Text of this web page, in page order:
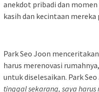
anekdot pribadi dan
kasih dan kecintaan mereka
Park Seo Joon
harus merenovasi
untuk diselesaikan. Park
tinggal sekarang, saya